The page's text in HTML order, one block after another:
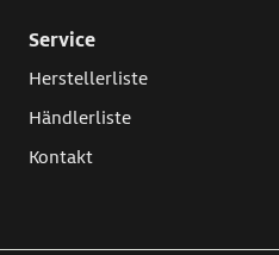
Service
Herstellerliste
Händlerliste
Kontakt